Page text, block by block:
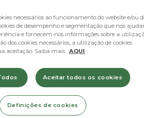
em que se encontra poderá
ou tamanho. A altura
+
Adicionar ao Cesto
necessários ao funcionamento do website e/ou
de desempenho e segmentação que nos
e fornecem-nos informações sobre a
dos cookies necessários, a utilização de cookies
aceitação. Saiba mais
AQUI
Aceitar todos os cookies
Definições de cookies